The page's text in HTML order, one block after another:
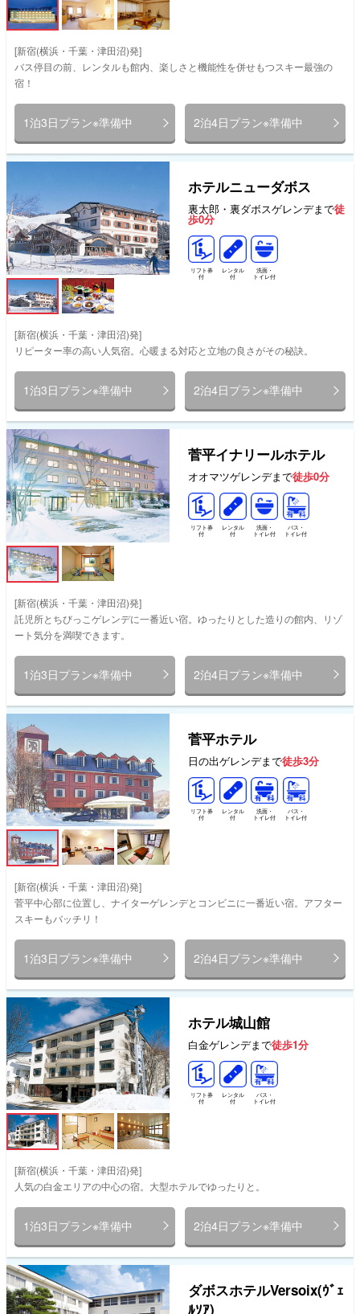
[新宿(横浜・千葉・津田沼)発]
バス停目の前、レンタルも館内、楽しさと機能性を併せもつスキー最強の
宿！
1泊3日プラン※準備中 2泊4日プラン※準備中
ホテルニューダボス
裏太郎・裏ダボスゲレンデまで徒
歩0分
リフト券
付
レンタル
付
洗面・
トイレ付
[新宿(横浜・千葉・津田沼)発]
リピーター率の高い人気宿。心暖まる対応と立地の良さがその秘訣。
1泊3日プラン※準備中 2泊4日プラン※準備中
菅平イナリールホテル
オオマツゲレンデまで徒歩0分
リフト券
付
レンタル
付
洗面・
トイレ付
バス・
トイレ付
[新宿(横浜・千葉・津田沼)発]
託児所とちびっこゲレンデに一番近い宿。ゆったりとした造りの館内、リゾ
ート気分を満喫できます。
1泊3日プラン※準備中 2泊4日プラン※準備中
菅平ホテル
日の出ゲレンデまで徒歩3分
リフト券
付
レンタル
付
洗面・
トイレ付
バス・
トイレ付
[新宿(横浜・千葉・津田沼)発]
菅平中心部に位置し、ナイターゲレンデとコンビニに一番近い宿。アフター
スキーもバッチリ！
1泊3日プラン※準備中 2泊4日プラン※準備中
ホテル城山館
白金ゲレンデまで徒歩1分
リフト券
付
レンタル
付
バス・
トイレ付
[新宿(横浜・千葉・津田沼)発]
人気の白金エリアの中心の宿。大型ホテルでゆったりと。
1泊3日プラン※準備中 2泊4日プラン※準備中
ダボスホテルVersoix(ｳﾞｪ
ﾙｿｱ)